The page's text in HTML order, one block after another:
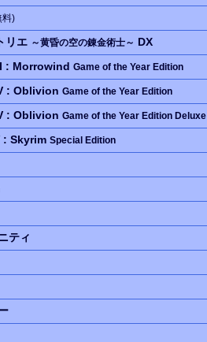
料)
リエ ～黄昏の空の錬金術士～ DX
: Morrowind Game of the Year Edition
: Oblivion Game of the Year Edition
: Oblivion Game of the Year Edition Deluxe
: Skyrim Special Edition
ティ